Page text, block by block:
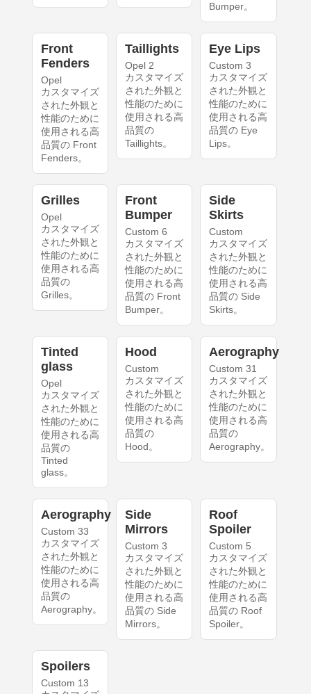
Bumper。
Front
Fenders
Opel
カスタマイズ
された外観と
性能のために
使用される高
品質の Front
Fenders。
Taillights
Opel 2
カスタマイズ
された外観と
性能のために
使用される高
品質の
Taillights。
Eye Lips
Custom 3
カスタマイズ
された外観と
性能のために
使用される高
品質の Eye
Lips。
Grilles
Opel
カスタマイズ
された外観と
性能のために
使用される高
品質の
Grilles。
Front
Bumper
Custom 6
カスタマイズ
された外観と
性能のために
使用される高
品質の Front
Bumper。
Side
Skirts
Custom
カスタマイズ
された外観と
性能のために
使用される高
品質の Side
Skirts。
Tinted
glass
Opel
カスタマイズ
された外観と
性能のために
使用される高
品質の
Tinted
glass。
Hood
Custom
カスタマイズ
された外観と
性能のために
使用される高
品質の
Hood。
Aerography
Custom 31
カスタマイズ
された外観と
性能のために
使用される高
品質の
Aerography。
Aerography
Custom 33
カスタマイズ
された外観と
性能のために
使用される高
品質の
Aerography。
Side
Mirrors
Custom 3
カスタマイズ
された外観と
性能のために
使用される高
品質の Side
Mirrors。
Roof
Spoiler
Custom 5
カスタマイズ
された外観と
性能のために
使用される高
品質の Roof
Spoiler。
Spoilers
Custom 13